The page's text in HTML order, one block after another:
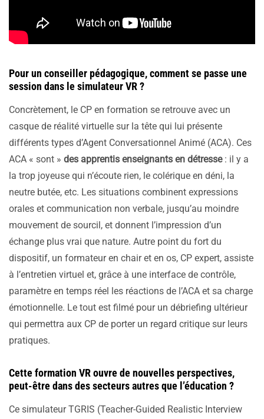
Pour un conseiller pédagogique, comment se passe une
session dans le simulateur VR ?
Concrètement, le CP en formation se retrouve avec un
casque de réalité virtuelle sur la tête qui lui présente
différents types d’Agent Conversationnel Animé (ACA). Ces
ACA « sont » des apprentis enseignants en détresse: il y a
la trop joyeuse qui n’écoute rien, le colérique en déni, la
neutre butée, etc. Les situations combinent expressions
orales et communication non verbale, jusqu’au moindre
mouvement de sourcil, et donnent l’impression d’un
échange plus vrai que nature. Autre point du fort du
dispositif, un formateur en chair et en os, CP expert, assiste
à l’entretien virtuel et, grâce à une interface de contrôle,
paramètre en temps réel les réactions de l’ACA et sa charge
émotionnelle. Le tout est filmé pour un débriefing ultérieur
qui permettra aux CP de porter un regard critique sur leurs
pratiques.
Cette formation VR ouvre de nouvelles perspectives,
peut-être dans des secteurs autres que l’éducation ?
Ce simulateur TGRIS (Teacher-Guided Realistic Interview